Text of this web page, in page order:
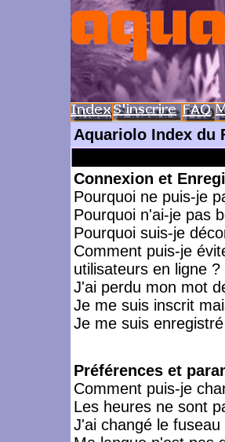
Aquariolo Index du
Connexion et
Pourquoi ne puis-je
Pourquoi n'ai-je pas
Pourquoi suis-je
Comment puis-je
utilisateurs en ligne ?
J'ai perdu mon mot
Je me suis inscrit
Je me suis
Préférences et
Comment puis-je
Les heures ne sont
J'ai changé le